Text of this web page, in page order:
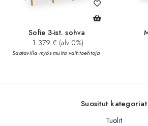
Sofie 3-ist. sohva
1 379 € (alv 0%)
Saatavilla myös muita vaihtoehtoja.
Suositut kategoriat
Tuolit